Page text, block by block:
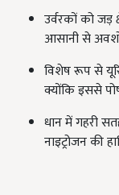
उर्वरकों को जड़
आसानी से
विशेष रूप से
क्योंकि इससे
धान में गहरी
नाइट्रोजन की